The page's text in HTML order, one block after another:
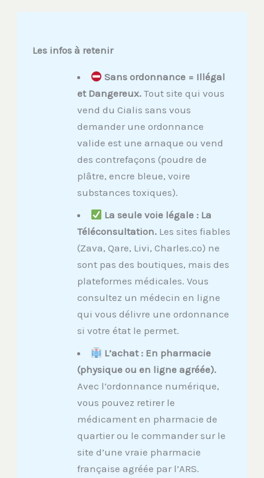
Les infos à retenir
Sans ordonnance = Illégal
et Dangereux.Tout site qui vous
vend du Cialis sans vous
demander une ordonnance
valide est une arnaque ou vend
des contrefaçons (poudre de
plâtre, encre bleue, voire
substances toxiques).
La seule voie légale : La
Téléconsultation.Les sites fiables
(Zava, Qare, Livi, Charles.co) ne
sont pas des boutiques, mais des
plateformes médicales. Vous
consultez un médecin en ligne
qui vous délivre une ordonnance
si votre état le permet.
L’achat : En pharmacie
(physique ou en ligne agréée).
Avec l’ordonnance numérique,
vous pouvez retirer le
médicament en pharmacie de
quartier ou le commander sur le
site d’une vraie pharmacie
française agréée par l’ARS.